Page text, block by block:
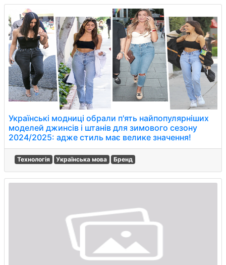
Українські модниці обрали п'ять найпопулярніших
моделей джинсів і штанів для зимового сезону
2024/2025: адже стиль має велике значення!
Технологія Українська мова Бренд